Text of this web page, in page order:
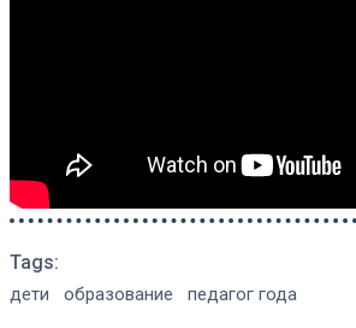
Tags:
дети образование педагог года